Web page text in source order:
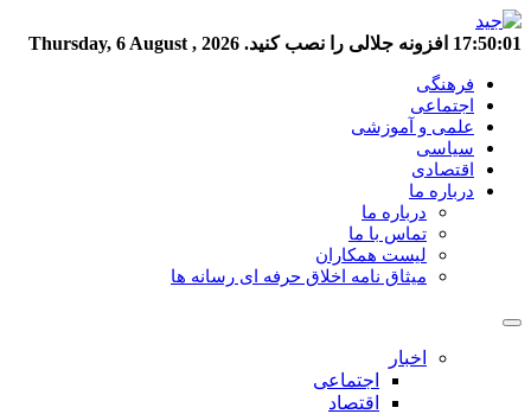
17:50:02 افزونه جلالی را نصب کنید. Thursday, 6 August , 2026
فرهنگی
اجتماعی
علمی و آموزشی
سیاسی
اقتصادی
درباره ما
درباره ما
تماس با ما
لیست همکاران
میثاق نامه اخلاق حرفه ای رسانه ها
اخبار
اجتماعی
اقتصاد